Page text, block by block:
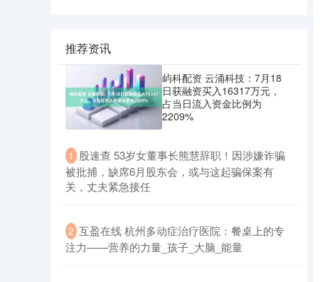
推荐资讯
屿科配资 云涌科技：7月18
日获融资买入16317万元，
占当日流入资金比例为
2209%
1 ​股速查 53岁女董事长熊慧辞职！因涉嫌诈骗
被批捕，缺席6月股东会，或与这起骗保案有
关，丈夫紧急接任
2 ​互盈在线 杭州多动症治疗医院：餐桌上的专
注力——营养的力量_孩子_大脑_能量